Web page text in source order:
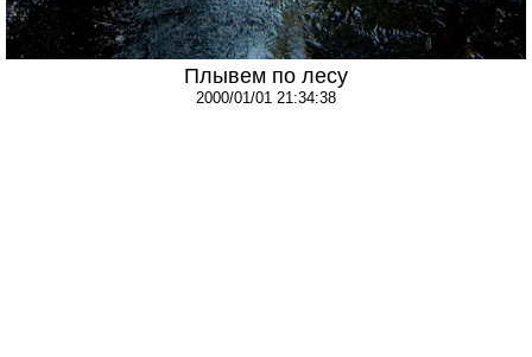
Плывем по лесу
2000/01/01 21:34:38